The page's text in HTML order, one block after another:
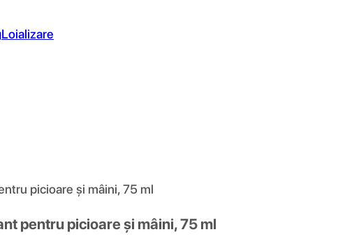
Loializare
picioare și mâini, 75 ml
pentru picioare și mâini, 75 ml